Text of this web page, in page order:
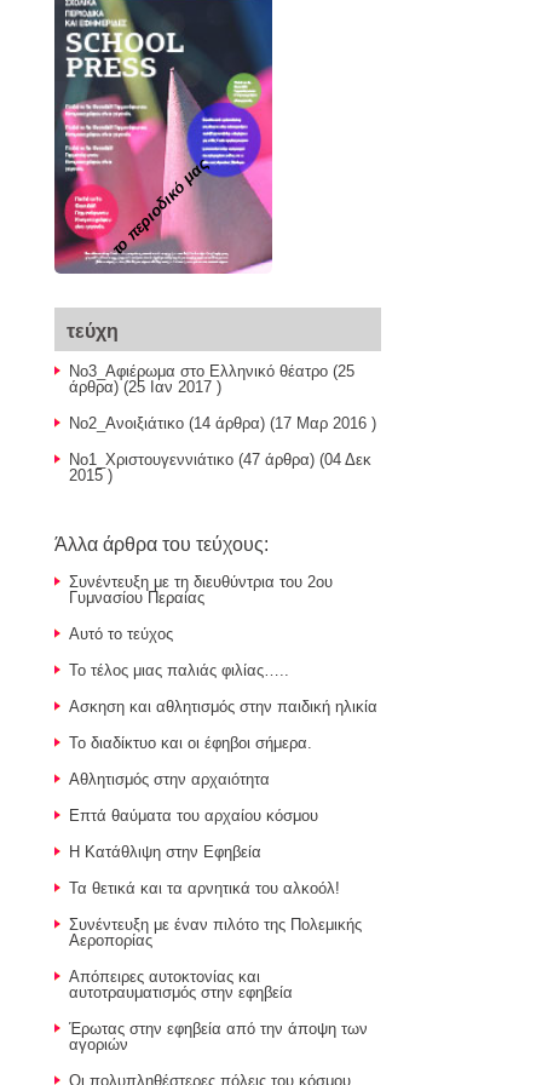
το περιοδικό μας
τεύχη
Νο3_Αφιέρωμα στο Ελληνικό θέατρο (25
άρθρα) (25 Ιαν 2017 )
Νο2_Ανοιξιάτικο (14 άρθρα) (17 Μαρ 2016 )
Νο1_Χριστουγεννιάτικο (47 άρθρα) (04 Δεκ
2015 )
Άλλα άρθρα του τεύχους:
Συνέντευξη με τη διευθύντρια του 2ου
Γυμνασίου Περαίας
Αυτό το τεύχος
Το τέλος μιας παλιάς φιλίας…..
Ασκηση και αθλητισμός στην παιδική ηλικία
Το διαδίκτυο και οι έφηβοι σήμερα.
Αθλητισμός στην αρχαιότητα
Επτά θαύματα του αρχαίου κόσμου
Η Κατάθλιψη στην Εφηβεία
Τα θετικά και τα αρνητικά του αλκοόλ!
Συνέντευξη με έναν πιλότο της Πολεμικής
Αεροπορίας
Απόπειρες αυτοκτονίας και
αυτοτραυματισμός στην εφηβεία
Έρωτας στην εφηβεία από την άποψη των
αγοριών
Οι πολυπληθέστερες πόλεις του κόσμου